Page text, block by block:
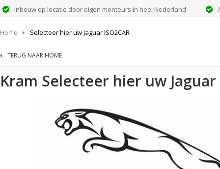
Inbouw op locatie door eigen monteurs in heel Nederland
Home Selecteer hier uw Jaguar ISO2CAR
TERUG NAAR HOME
Kram Selecteer hier uw Jaguar